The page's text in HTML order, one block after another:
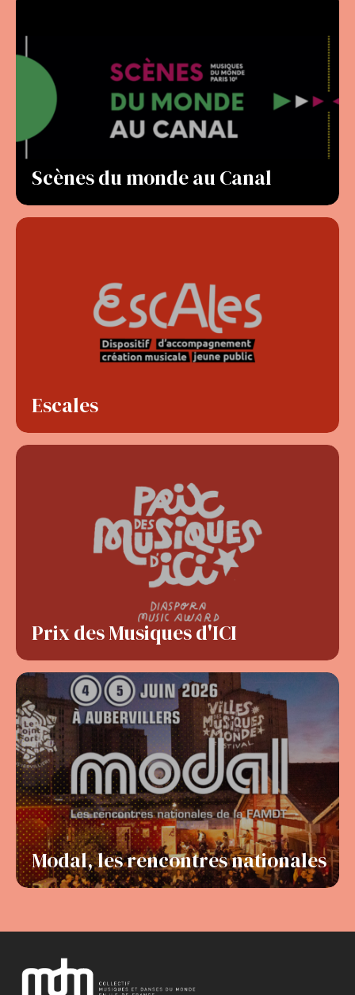
Scènes du monde au Canal
Escales
Prix des Musiques d'ICI
Modal, les rencontres nationales